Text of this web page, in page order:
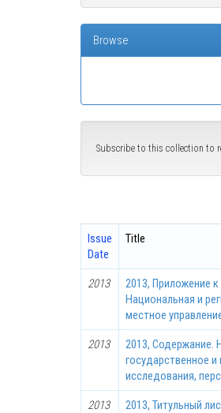
Browse
Subscribe to this collection to
Issue
Date
Title
2013
2013, Приложение
Национальная и
местное
2013
2013, Содержание.
государственное
исследования,
2013
2013, Титульный